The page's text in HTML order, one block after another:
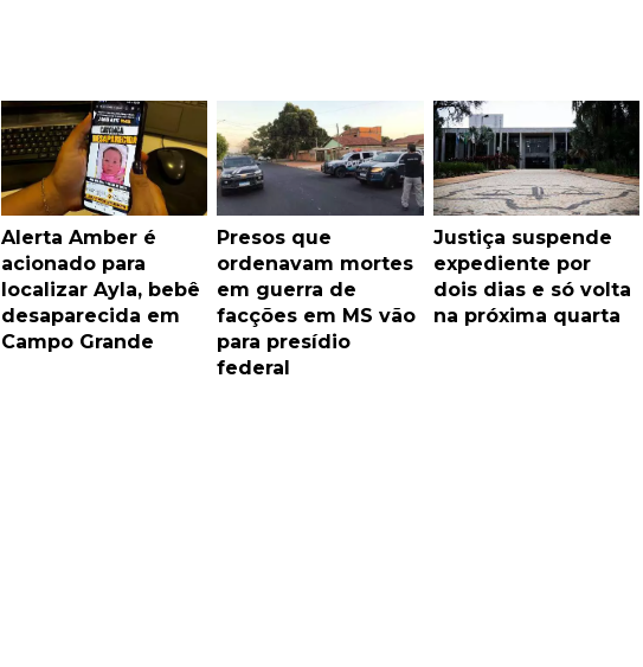
Alerta Amber é
acionado para
localizar Ayla, bebê
desaparecida em
Campo Grande
Presos que
ordenavam mortes
em guerra de
facções em MS vão
para presídio
federal
Justiça suspende
expediente por
dois dias e só volta
na próxima quarta